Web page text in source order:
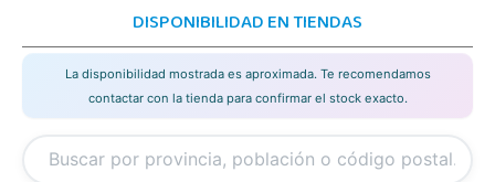
DISPONIBILIDAD EN TIENDAS
La disponibilidad mostrada es aproximada. Te recomendamos
contactar con la tienda para confirmar el stock exacto.